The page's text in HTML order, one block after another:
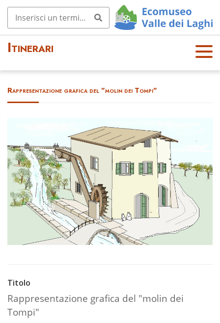
Itinerari
OPE
N
Rappresentazione grafica del "molin dei Tompi"
Titolo
Rappresentazione grafica del "molin dei
Tompi"